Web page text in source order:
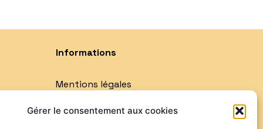
Gérer le consentement aux cookies
Informations
Mentions légales
Qui sommes-nous ?